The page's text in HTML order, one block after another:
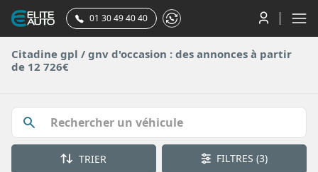
01 30 49 40 40
Citadine gpl / gnv d'occasion : des annonces à partir
de 12 726€
TRIER FILTRES(3)